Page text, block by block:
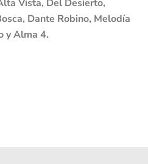
Vista, Del Desierto,
Dante Robino, Melodía
y Alma 4.